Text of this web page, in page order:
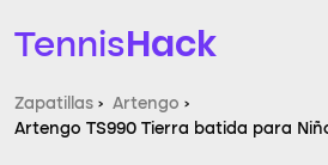
TennisHack
T-Finder
Zapatillas › Artengo ›
Artengo TS990 Tierra batida para